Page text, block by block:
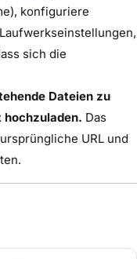
konfiguriere
sich die
Dateien zu
Das
URL und